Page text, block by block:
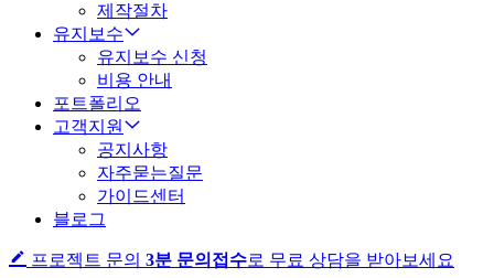
제작절차
유지보수
유지보수 신청
비용 안내
포트폴리오
고객지원
공지사항
자주묻는질문
가이드센터
블로그
프로젝트 문의 3분 문의접수로 무료 상담을 받아보세요